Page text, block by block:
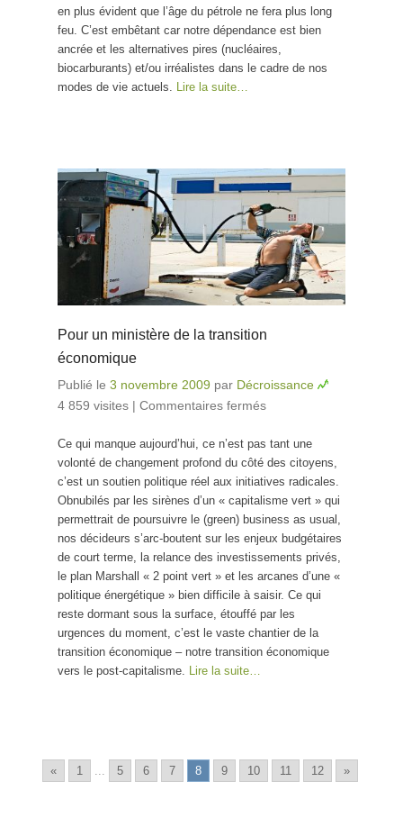
en plus évident que l’âge du pétrole ne fera plus long
feu. C’est embêtant car notre dépendance est bien
ancrée et les alternatives pires (nucléaires,
biocarburants) et/ou irréalistes dans le cadre de nos
modes de vie actuels. Lire la suite…
Pour un ministère de la transition
économique
Publié le 3 novembre 2009 par Décroissance
4 859 visites | Commentaires fermés
transition
économique
Ce qui manque aujourd’hui, ce n’est pas tant une
volonté de changement profond du côté des citoyens,
c’est un soutien politique réel aux initiatives radicales.
Obnubilés par les sirènes d’un « capitalisme vert » qui
permettrait de poursuivre le (green) business as usual,
nos décideurs s’arc-boutent sur les enjeux budgétaires
de court terme, la relance des investissements privés,
le plan Marshall « 2 point vert » et les arcanes d’une «
politique énergétique » bien difficile à saisir. Ce qui
reste dormant sous la surface, étouffé par les
urgences du moment, c’est le vaste chantier de la
transition économique – notre transition économique
vers le post-capitalisme. Lire la suite…
« 1 ... 5 6 7 8 9 10 11 12 »